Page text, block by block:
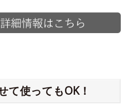
て使ってもOK！